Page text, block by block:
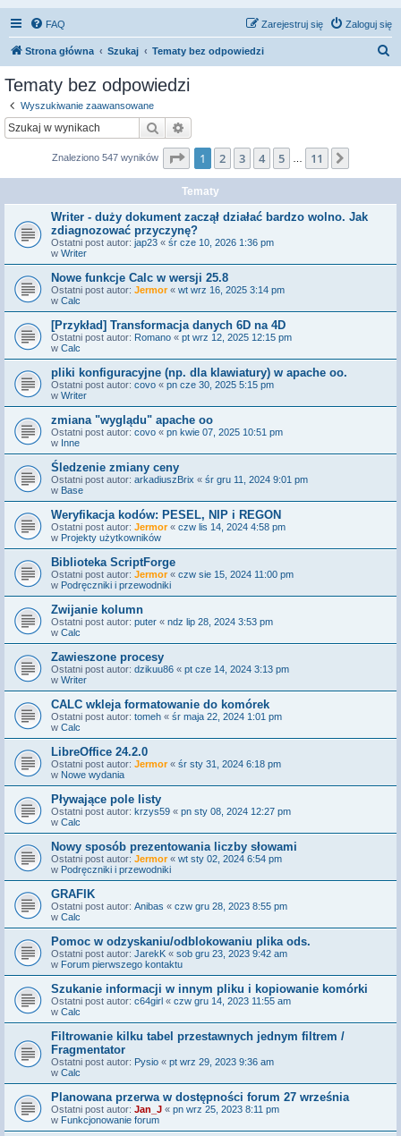
FAQ Zaloguj się
Zarejestruj się
Strona główna Szukaj Tematy bez odpowiedzi
Tematy bez odpowiedzi
Wyszukiwanie zaawansowane
Szukaj
Znaleziono 547 wyników Strona z11
1 2 3 4 5 11
Tematy
Writer - duży dokument zaczął działać bardzo wolno. Jak
zdiagnozować przyczynę?
Ostatni post autor: jap23 « śr cze 10, 2026 1:36 pm
w Writer
Nowe funkcje Calc w wersji 25.8
Ostatni post autor: Jermor« wt wrz 16, 2025 3:14 pm
w Calc
[Przykład] Transformacja danych 6D na 4D
Ostatni post autor: Romano « pt wrz 12, 2025 12:15 pm
w Calc
pliki konfiguracyjne (np. dla klawiatury) w apache oo.
Ostatni post autor: covo « pn cze 30, 2025 5:15 pm
w Writer
zmiana "wyglądu" apache oo
Ostatni post autor: covo « pn kwie 07, 2025 10:51 pm
w Inne
Śledzenie zmiany ceny
Ostatni post autor: arkadiuszBrix « śr gru 11, 2024 9:01 pm
w Base
Weryfikacja kodów: PESEL, NIP i REGON
Ostatni post autor: Jermor« czw lis 14, 2024 4:58 pm
w Projekty użytkowników
Biblioteka ScriptForge
Ostatni post autor: Jermor« czw sie 15, 2024 11:00 pm
w Podręczniki i przewodniki
Zwijanie kolumn
Ostatni post autor: puter « ndz lip 28, 2024 3:53 pm
w Calc
Zawieszone procesy
Ostatni post autor: dzikuu86 « pt cze 14, 2024 3:13 pm
w Writer
CALC wkleja formatowanie do komórek
Ostatni post autor: tomeh « śr maja 22, 2024 1:01 pm
w Calc
LibreOffice 24.2.0
Ostatni post autor: Jermor« śr sty 31, 2024 6:18 pm
w Nowe wydania
Pływające pole listy
Ostatni post autor: krzys59 « pn sty 08, 2024 12:27 pm
w Calc
Nowy sposób prezentowania liczby słowami
Ostatni post autor: Jermor« wt sty 02, 2024 6:54 pm
w Podręczniki i przewodniki
GRAFIK
Ostatni post autor: Anibas « czw gru 28, 2023 8:55 pm
w Calc
Pomoc w odzyskaniu/odblokowaniu plika ods.
Ostatni post autor: JarekK « sob gru 23, 2023 9:42 am
w Forum pierwszego kontaktu
Szukanie informacji w innym pliku i kopiowanie komórki
Ostatni post autor: c64girl « czw gru 14, 2023 11:55 am
w Calc
Filtrowanie kilku tabel przestawnych jednym filtrem /
Fragmentator
Ostatni post autor: Pysio « pt wrz 29, 2023 9:36 am
w Calc
Planowana przerwa w dostępności forum 27 września
Ostatni post autor: Jan_J « pn wrz 25, 2023 8:11 pm
w Funkcjonowanie forum